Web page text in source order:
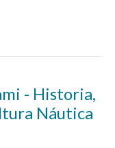
- Historia,
Náutica